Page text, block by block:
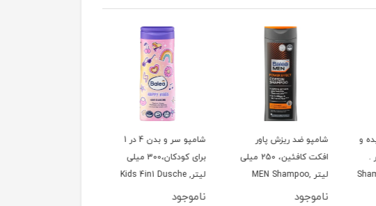
و
.
شامپو ضد ریزش پاور
افکت کافئین، 250 میلی
لیتر ,MEN Shampoo
Power Effect Coffein,
ناموجود
برای کودکان،300 میلی
لیتر, Kids 4in1 Dusche
Happy Vibes, 300 ml
ناموجود